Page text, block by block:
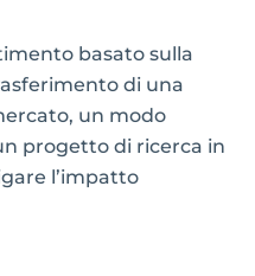
basato sulla
di una
un modo
progetto di ricerca in
l’impatto